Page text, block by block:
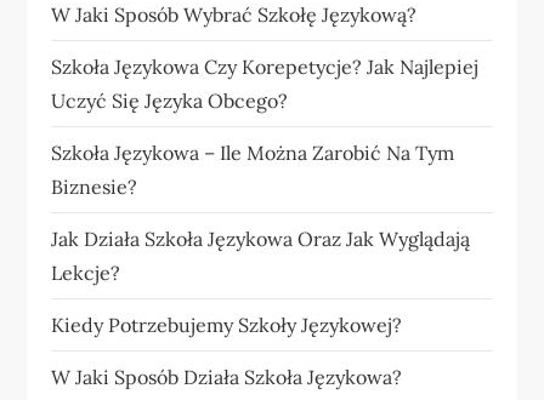
W Jaki Sposób Wybrać Szkołę Językową?
Szkoła Językowa Czy Korepetycje? Jak Najlepiej
Uczyć Się Języka Obcego?
Szkoła Językowa – Ile Można Zarobić Na Tym
Biznesie?
Jak Działa Szkoła Językowa Oraz Jak Wyglądają
Lekcje?
Kiedy Potrzebujemy Szkoły Językowej?
W Jaki Sposób Działa Szkoła Językowa?